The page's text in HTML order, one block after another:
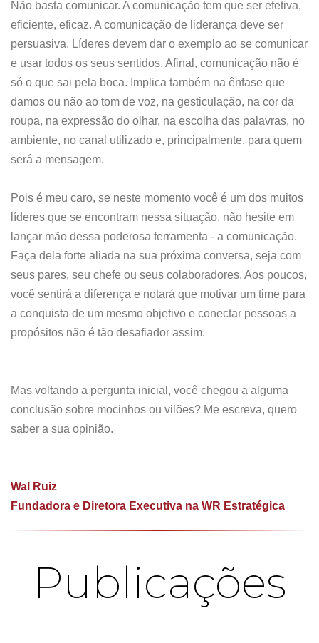
Não basta comunicar. A comunicação tem que ser efetiva,
eficiente, eficaz. A comunicação de liderança deve ser
persuasiva. Líderes devem dar o exemplo ao se comunicar
e usar todos os seus sentidos. Afinal, comunicação não é
só o que sai pela boca. Implica também na ênfase que
damos ou não ao tom de voz, na gesticulação, na cor da
roupa, na expressão do olhar, na escolha das palavras, no
ambiente, no canal utilizado e, principalmente, para quem
será a mensagem.
Pois é meu caro, se neste momento você é um dos muitos
líderes que se encontram nessa situação, não hesite em
lançar mão dessa poderosa ferramenta - a comunicação.
Faça dela forte aliada na sua próxima conversa, seja com
seus pares, seu chefe ou seus colaboradores. Aos poucos,
você sentirá a diferença e notará que motivar um time para
a conquista de um mesmo objetivo e conectar pessoas a
propósitos não é tão desafiador assim.
Mas voltando a pergunta inicial, você chegou a alguma
conclusão sobre mocinhos ou vilões? Me escreva, quero
saber a sua opinião.
Wal Ruiz
Fundadora e Diretora Executiva na WR Estratégica
Publicações